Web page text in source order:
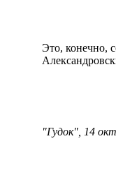
Это, конечно,
"Гудок", 14